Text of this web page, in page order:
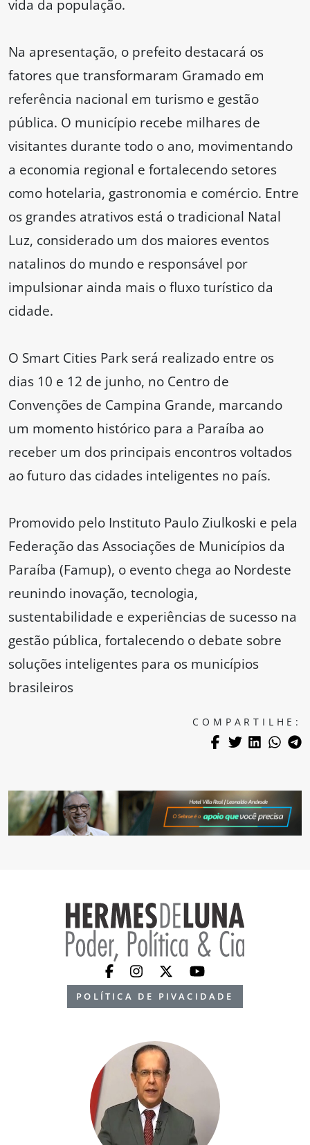
vida da população.
Na apresentação, o prefeito destacará os
fatores que transformaram Gramado em
referência nacional em turismo e gestão
pública. O município recebe milhares de
visitantes durante todo o ano, movimentando
a economia regional e fortalecendo setores
como hotelaria, gastronomia e comércio. Entre
os grandes atrativos está o tradicional Natal
Luz, considerado um dos maiores eventos
natalinos do mundo e responsável por
impulsionar ainda mais o fluxo turístico da
cidade.
O Smart Cities Park será realizado entre os
dias 10 e 12 de junho, no Centro de
Convenções de Campina Grande, marcando
um momento histórico para a Paraíba ao
receber um dos principais encontros voltados
ao futuro das cidades inteligentes no país.
Promovido pelo Instituto Paulo Ziulkoski e pela
Federação das Associações de Municípios da
Paraíba (Famup), o evento chega ao Nordeste
reunindo inovação, tecnologia,
sustentabilidade e experiências de sucesso na
gestão pública, fortalecendo o debate sobre
soluções inteligentes para os municípios
brasileiros
COMPARTILHE:
POLÍTICA DE PIVACIDADE